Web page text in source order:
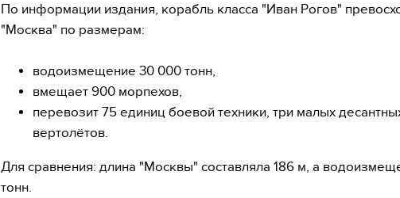
По информации издания, корабль класса "Иван Рогов"
"Москва" по размерам:
водоизмещение 30 000 тонн,
вмещает 900 морпехов,
перевозит 75 единиц боевой техники, три малых
вертолётов.
Для сравнения: длина "Москвы" составляла 186 м, а
тонн.